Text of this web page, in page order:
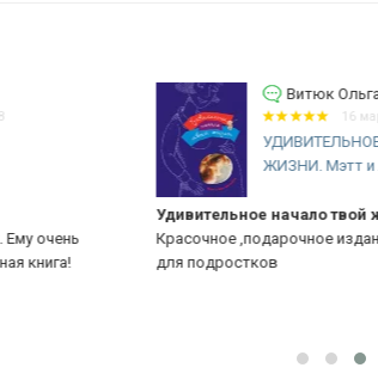
очень
книга!
Витюк Ольга
16
УДИВИТЕЛЬНОЕ
ЖИЗНИ. Мэтт и
Удивительное начало твой
Красочное ,подарочное
для подростков